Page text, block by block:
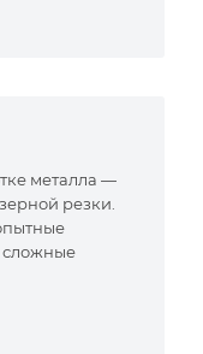
металла —
резки.
сложные